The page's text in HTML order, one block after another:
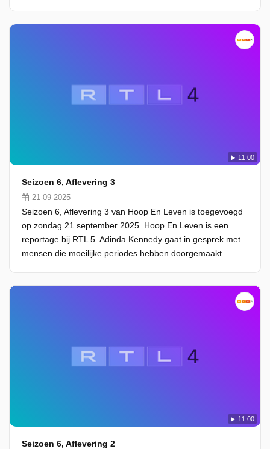
11:00
Seizoen 6, Aflevering 3
21-09-2025
Seizoen 6, Aflevering 3 van Hoop En Leven is toegevoegd
op zondag 21 september 2025. Hoop En Leven is een
reportage bij RTL 5. Adinda Kennedy gaat in gesprek met
mensen die moeilijke periodes hebben doorgemaakt.
11:00
Seizoen 6, Aflevering 2